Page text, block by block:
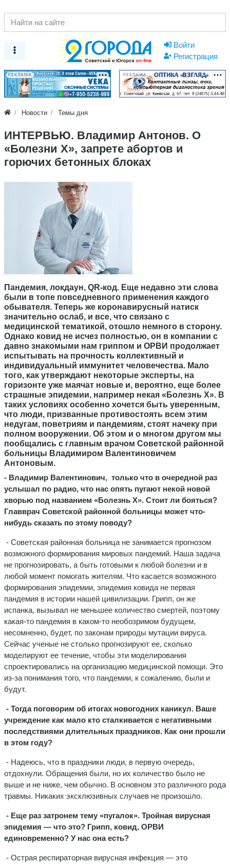
Войти
Регистрация
РЕКЛАМА РЕКЛАМА
Новости Темы дня
ИНТЕРВЬЮ. Владимир Антонов. О
«Болезни Х», запрете абортов и
горючих бетонных блоках
Пандемия, локдаун, QR-код. Еще недавно эти слова
были в топе повседневного применения каждого
обывателя. Теперь же коронавирусный натиск
значительно ослаб, и все, что связано с
медицинской тематикой, отошло немного в сторону.
Однако ковид не исчез полностью, он в компании с
давно знакомыми нам гриппом и ОРВИ продолжает
испытывать на прочность коллективный и
индивидуальный иммунитет человечества. Мало
того, как утверждают некоторые эксперты, на
горизонте уже маячат новые и, вероятно, еще более
страшные эпидемии, например некая «Болезнь Х». В
таких условиях особенно хочется быть уверенным,
что люди, призванные противостоять всем этим
недугам, поветриям и пандемиям, стоят начеку при
полном вооружении. Об этом и о многом другом мы
пообщались с главным врачом Советской районной
больницы Владимиром Валентиновичем
Антоновым.
- Владимир Валентинович, только что в очередной раз
услышал по радио, что нас опять пугают некой новой
хворью под названием «Болезнь Х». Стоит ли бояться?
Главврач Советской районной больницы может что-
нибудь сказать по этому поводу?
- Советская районная больница не занимается прогнозом
возможного формирования мировых пандемий. Наша задача
не прогнозировать, а быть готовыми к любой болезни и в
любой момент помогать жителям. Что касается возможного
формирования эпидемии, эпидемия ковида не первая
пандемия в истории нашей цивилизации. Грипп, он же
испанка, вызывал не меньшее количество смертей, поэтому
какая-то пандемия в каком-то необозримом будущем,
несомненно, будет, по законам природы мутации вируса.
Сейчас ученые не столько прогнозируют ее, сколько
моделируют ее течение, чтобы эти моделирования
спроектировались на организацию медицинской помощи. Это
из-за понимания того, что пандемии, к сожалению, были и
будут.
- Тогда поговорим об итогах новогодних каникул. Ваше
учреждение как мало кто сталкивается с негативными
последствиями длительных праздников. Как они прошли
в этом году?
- Надеюсь, что в праздники люди, в первую очередь,
отдохнули. Обращения были, но их количество было не
выше и не ниже, чем обычно. В основном это различного рода
травмы. Никаких эксклюзивных случаев не произошло.
- Еще раз затронем тему «пугалок». Тройная вирусная
эпидемия — что это? Грипп, ковид, ОРВИ
единовременно? У нас она есть?
- Острая респираторная вирусная инфекция — это